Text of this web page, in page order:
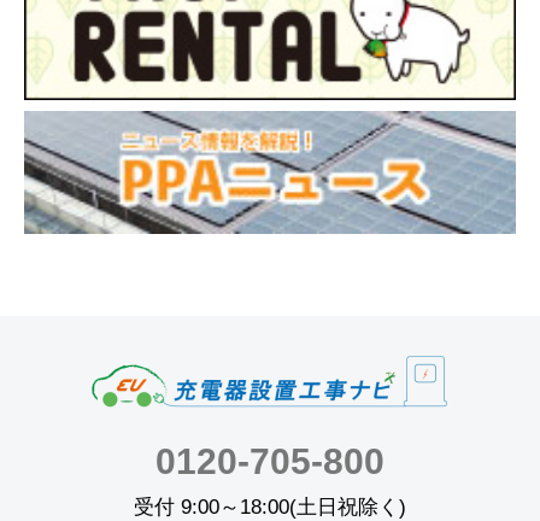
0120-705-800
受付 9:00～18:00(土日祝除く)